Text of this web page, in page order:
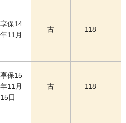
享保14
年11月
古 118
享保15
年11月
15日
古 118